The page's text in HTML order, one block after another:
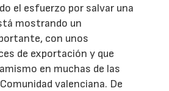
el esfuerzo por salvar una
mostrando un
con unos
de exportación y que
en muchas de las
valenciana. De